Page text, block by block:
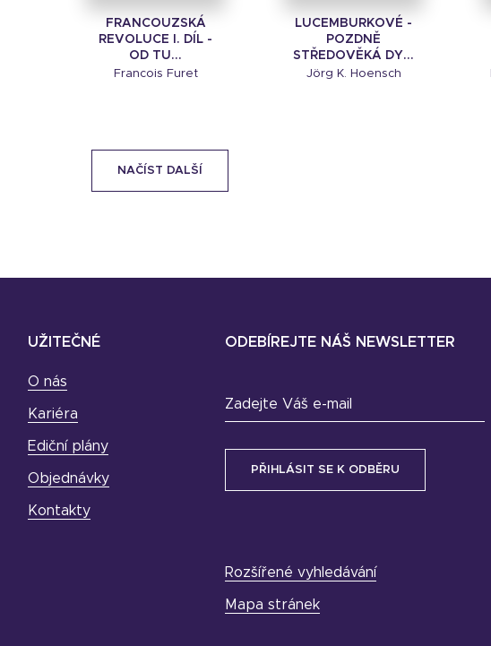
FRANCOUZSKÁ
REVOLUCE I. DÍL -
OD TU...
Francois Furet
LUCEMBURKOVÉ -
POZDNĚ
STŘEDOVĚKÁ DY...
Jörg K. Hoensch
NAČÍST DALŠÍ
UŽITEČNÉ
O nás
Kariéra
Ediční plány
Objednávky
Kontakty
ODEBÍREJTE NÁŠ NEWSLETTER
Zadejte Váš e-mail
Rozšířené vyhledávání
Mapa stránek